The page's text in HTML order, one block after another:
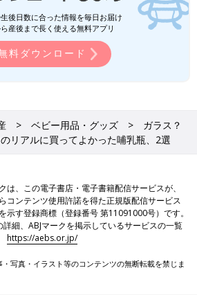
後日数に合った情報を毎日お届け
産後まで長く使える無料アプリ
料ダウンロード
ベビー用品・グッズ
ガラス？
リアルに買ってよかった哺乳瓶、2選
は、この電子書店・電子書籍配信サービスが、
コンテンツ使用許諾を得た正規版配信サービス
示す登録商標（登録番号 第11091000号）です。
詳細、ABJマークを掲示しているサービスの一覧
https://aebs.or.jp/
写真・イラスト等のコンテンツの無断転載を禁じま